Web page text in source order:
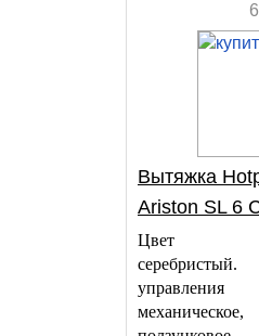
Вытяжка
Ariston SL 6
Цвет
управления
механическое,